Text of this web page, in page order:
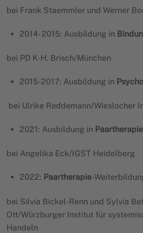
bei Frank Staemmler und Werner
2014- 2015: Ausbildung in
bei PD K-H. Brisch/München
2015-2017: Ausbildung in
bei Ulrike Reddemann/Wieslocher
2021: Ausbildung in Paartherapie
bei Angelika Eck/IGST Heidelberg
2022: Paartherapie-
bei Silvia Bickel-Renn und Sylvia
Ott/Würzburger Institut für
Handeln